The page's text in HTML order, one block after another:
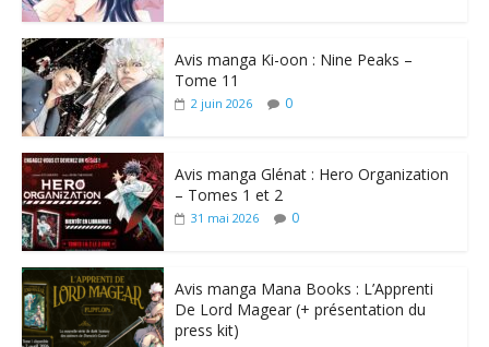
Avis manga Ki-oon : Nine Peaks –
Tome 11
2 juin 2026 0
Avis manga Glénat : Hero Organization
– Tomes 1 et 2
31 mai 2026 0
Avis manga Mana Books : L’Apprenti
De Lord Magear (+ présentation du
press kit)